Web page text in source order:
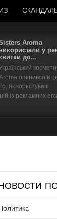
Aroma
використали у
квитки до...
опинився в
як користувачі
із рекламних